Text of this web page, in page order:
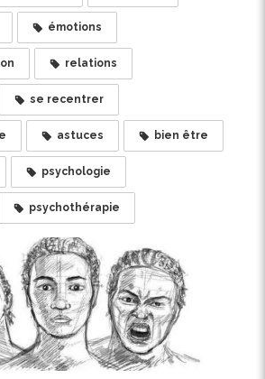
émotions
relations
se recentrer
astuces bien être
psychologie
psychothérapie